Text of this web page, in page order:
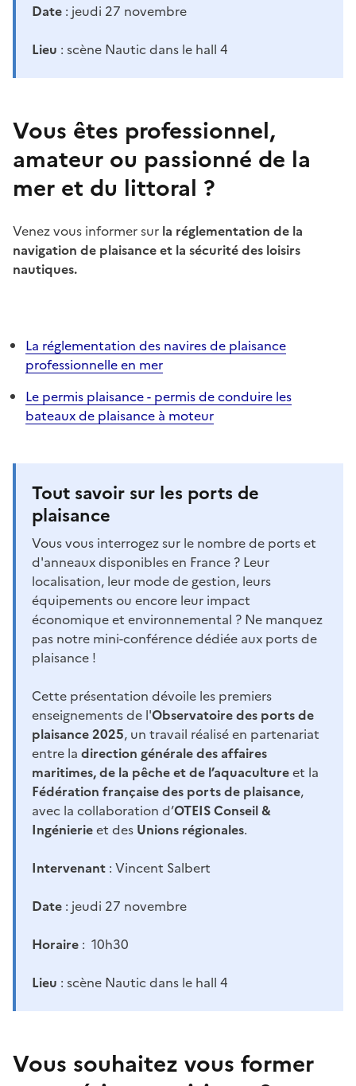
Date : jeudi 27 novembre
Lieu : scène Nautic dans le hall 4
Vous êtes professionnel,
amateur ou passionné de la
mer et du littoral ?
Venez vous informer sur la réglementation de la
navigation de plaisance et la sécurité des loisirs
nautiques.
La réglementation des navires de plaisance
professionnelle en mer
Le permis plaisance - permis de conduire les
bateaux de plaisance à moteur
Tout savoir sur les ports de
plaisance
Vous vous interrogez sur le nombre de ports et
d'anneaux disponibles en France ? Leur
localisation, leur mode de gestion, leurs
équipements ou encore leur impact
économique et environnemental ? Ne manquez
pas notre mini-conférence dédiée aux ports de
plaisance !
Cette présentation dévoile les premiers
enseignements de l'Observatoire des ports de
plaisance 2025, un travail réalisé en partenariat
entre la direction générale des affaires
maritimes, de la pêche et de l’aquacultureet la
Fédération française des ports de plaisance,
avec la collaboration d’OTEIS Conseil &
Ingénierieet des Unions régionales.
Intervenant : Vincent Salbert
Date : jeudi 27 novembre
Horaire : 10h30
Lieu : scène Nautic dans le hall 4
Vous souhaitez vous former